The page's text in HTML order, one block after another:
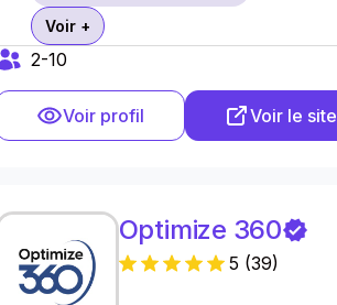
Voir +
2-10
Voir profil Voir le site
Optimize 360
5 (39)